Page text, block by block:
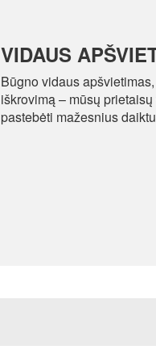
VIDAUS
Būgno vidaus
iškrovimą – mūsų
pastebėti mažesnius